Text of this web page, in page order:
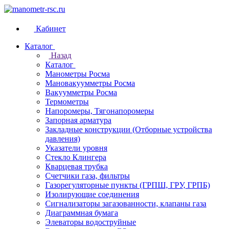
Кабинет
Каталог
Назад
Каталог
Манометры Росма
Мановакуумметры Росма
Вакуумметры Росма
Термометры
Напоромеры, Тягонапоромеры
Запорная арматура
Закладные конструкции (Отборные устройства
давления)
Указатели уровня
Стекло Клингера
Кварцевая трубка
Счетчики газа, фильтры
Газорегуляторные пункты (ГРПШ, ГРУ, ГРПБ)
Изолирующие соединения
Сигнализаторы загазованности, клапаны газа
Диаграммная бумага
Элеваторы водоструйные